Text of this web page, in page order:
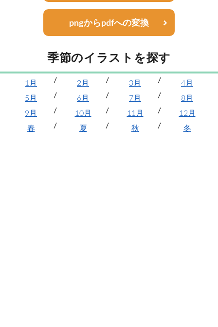
pngからpdfへの変換
季節のイラストを探す
1月 2月 3月
4月
5月
6月 7月
8月
9月
10月 11月
12月
春
夏 秋 冬